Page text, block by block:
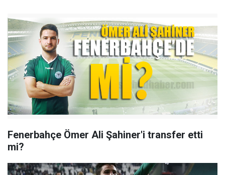
Fenerbahçe Ömer Ali Şahiner'i transfer etti
mi?